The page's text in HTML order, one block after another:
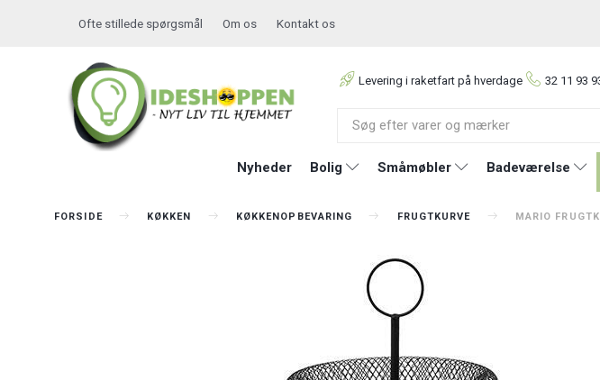
Ofte stillede spørgsmål Om os Kontakt os
Levering i raketfart på hverdage 32 11 93
Nyheder Bolig Småmøbler Badeværelse
FORSIDE KØKKEN KØKKENOPBEVARING FRUGTKURVE MARIO